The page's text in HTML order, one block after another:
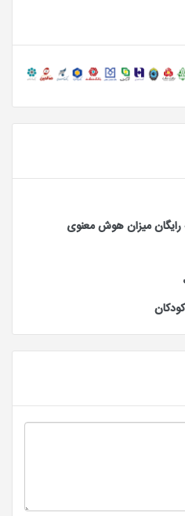
رایگان میزان هوش معنوی